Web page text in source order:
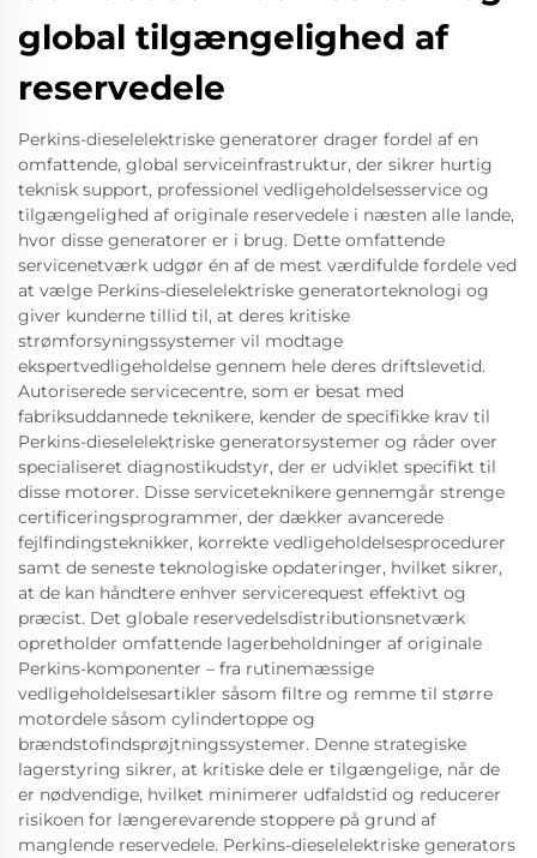
global tilgængelighed af
reservedele
Perkins-dieselelektriske generatorer drager fordel af en
omfattende, global serviceinfrastruktur, der sikrer hurtig
teknisk support, professionel vedligeholdelsesservice og
tilgængelighed af originale reservedele i næsten alle lande,
hvor disse generatorer er i brug. Dette omfattende
servicenetværk udgør én af de mest værdifulde fordele ved
at vælge Perkins-dieselelektriske generatorteknologi og
giver kunderne tillid til, at deres kritiske
strømforsyningssystemer vil modtage
ekspertvedligeholdelse gennem hele deres driftslevetid.
Autoriserede servicecentre, som er besat med
fabriksuddannede teknikere, kender de specifikke krav til
Perkins-dieselelektriske generatorsystemer og råder over
specialiseret diagnostikudstyr, der er udviklet specifikt til
disse motorer. Disse serviceteknikere gennemgår strenge
certificeringsprogrammer, der dækker avancerede
fejlfindingsteknikker, korrekte vedligeholdelsesprocedurer
samt de seneste teknologiske opdateringer, hvilket sikrer,
at de kan håndtere enhver servicerequest effektivt og
præcist. Det globale reservedelsdistributionsnetværk
opretholder omfattende lagerbeholdninger af originale
Perkins-komponenter – fra rutinemæssige
vedligeholdelsesartikler såsom filtre og remme til større
motordele såsom cylindertoppe og
brændstofindsprøjtningssystemer. Denne strategiske
lagerstyring sikrer, at kritiske dele er tilgængelige, når de
er nødvendige, hvilket minimerer udfaldstid og reducerer
risikoen for længerevarende stoppere på grund af
manglende reservedele. Perkins-dieselelektriske generators